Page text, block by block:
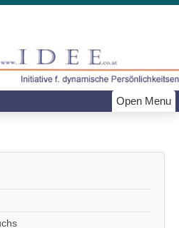
Open Menu